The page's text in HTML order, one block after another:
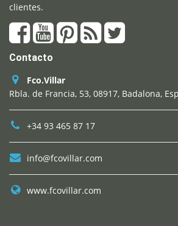
clientes.
Contacto
Fco.Villar
Rbla. de Francia, 53, 08917, Badalona,
+34 93 465 87 17
info@fcovillar.com
www.fcovillar.com